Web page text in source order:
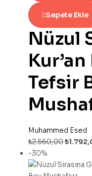
Sepete Ekle
Nüzul
Tefsir
Muhammed Esed
₺2.560,00₺
-30%